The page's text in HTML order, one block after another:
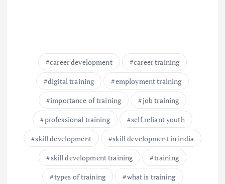
career development
career training
digital training
employment training
importance of training
job training
professional training
self reliant youth
skill development
skill development in india
skill development training
training
types of training
what is training